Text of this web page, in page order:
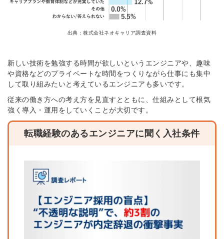
出典：株式会社ネオキャリア調査資料
新しい技術を勉強する時間が欲しいというエンジニアや、趣味
や資格などのプライベートな時間をつくりながら仕事にも集中
して取り組みたいと考えているエンジニアも多いです。
従来の働き方への考え方を見直すとともに、仕組みとして根気
強く導入・運用をしていくことが大切です。
転職経験のあるエンジニアに聞く入社条件